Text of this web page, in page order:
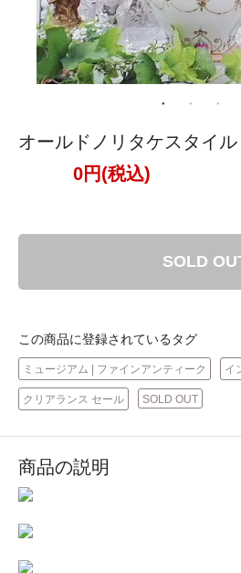
オールドノリタケスタイ
0円(税込)
SOLD
この商品に登録されているタグ
ミュージアム | ファインアンティーク イ
クリアランス セール SOLD OUT
商品の説明